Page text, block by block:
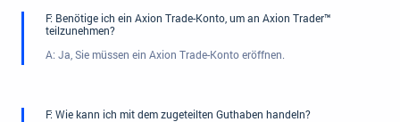
F: Benötige ich ein Axion Trade-Konto, um an Axion Trader™
teilzunehmen?
A: Ja, Sie müssen ein Axion Trade-Konto eröffnen.
F: Wie kann ich mit dem zugeteilten Guthaben handeln?